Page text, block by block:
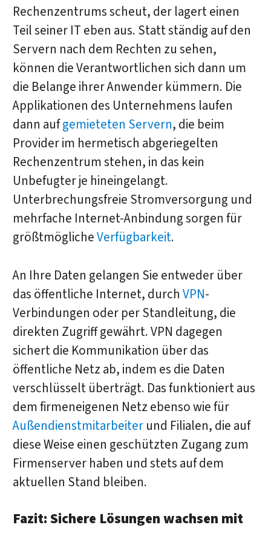
Rechenzentrums scheut, der lagert einen
Teil seiner IT eben aus. Statt ständig auf den
Servern nach dem Rechten zu sehen,
können die Verantwortlichen sich dann um
die Belange ihrer Anwender kümmern. Die
Applikationen des Unternehmens laufen
dann aufgemieteten Servern, die beim
Provider im hermetisch abgeriegelten
Rechenzentrum stehen, in das kein
Unbefugter je hineingelangt.
Unterbrechungsfreie Stromversorgung und
mehrfache Internet-Anbindung sorgen für
größtmöglicheVerfügbarkeit.
An Ihre Daten gelangen Sie entweder über
das öffentliche Internet, durch VPN-
Verbindungen oder per Standleitung, die
direkten Zugriff gewährt. VPN dagegen
sichert die Kommunikation über das
öffentliche Netz ab, indem es die Daten
verschlüsselt überträgt. Das funktioniert aus
dem firmeneigenen Netz ebenso wie für
Außendienstmitarbeiterund Filialen, die auf
diese Weise einen geschützten Zugang zum
Firmenserver haben und stets auf dem
aktuellen Stand bleiben.
Fazit: Sichere Lösungen wachsen mit